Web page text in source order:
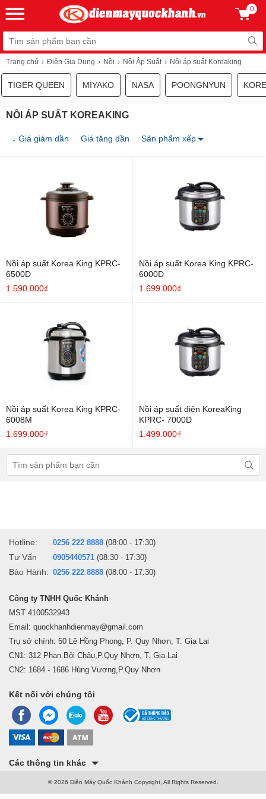
0
Trang chủ Điện Gia Dụng Nồi Nồi Áp Suất Nồi áp suất Koreaking
TIGER QUEEN MIYAKO NASA POONGNYUN
NỒI ÁP SUẤT KOREAKING
↓ Giá giảm dần Giá tăng dần Sản phẩm xếp
Nồi áp suất Korea King KPRC-
6500D
1.590.000₫
Nồi áp suất Korea King KPRC-
6000D
1.699.000₫
Nồi áp suất Korea King KPRC-
6008M
1.699.000₫
Nồi áp suất điện KoreaKing
KPRC- 7000D
1.499.000₫
Hotline: 0256 222 8888 (08:00 - 17:30)
Tư Vấn 0905440571 (08:30 - 17:30)
Bảo Hành: 0256 222 8888 (08:00 - 17:30)
Công ty TNHH Quốc Khánh
MST 4100532943
Email: quockhanhdienmay@gmail.com
Trụ sở chính: 50 Lê Hồng Phong, P. Quy Nhơn, T. Gia Lai
CN1: 312 Phan Bội Châu,P.Quy Nhơn, T. Gia Lai
CN2: 1684 - 1686 Hùng Vương,P.Quy Nhơn
Kết nối với chúng tôi
Các thông tin khác
© 2026 Điện Máy Quốc Khánh Copyright, All Rights Reserved.